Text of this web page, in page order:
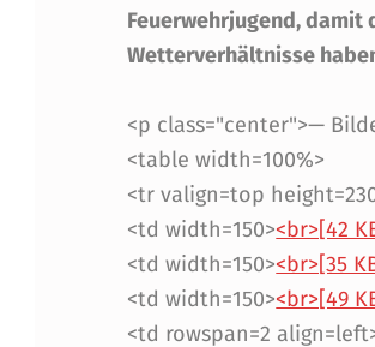
O
Z
U
R
G
Feuerwehrjugend, damit
Wetterverhältnisse
<p class="center">—
<table width=100%>
<tr valign=top
<td width=150><br>[42
<td width=150><br>[35
<td width=150><br>[49
<td rowspan=2